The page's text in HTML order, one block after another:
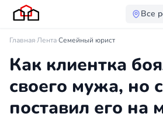
Все
Главная·Лента·Семейный юрист
Как клиентка
своего мужа, но
поставил его на